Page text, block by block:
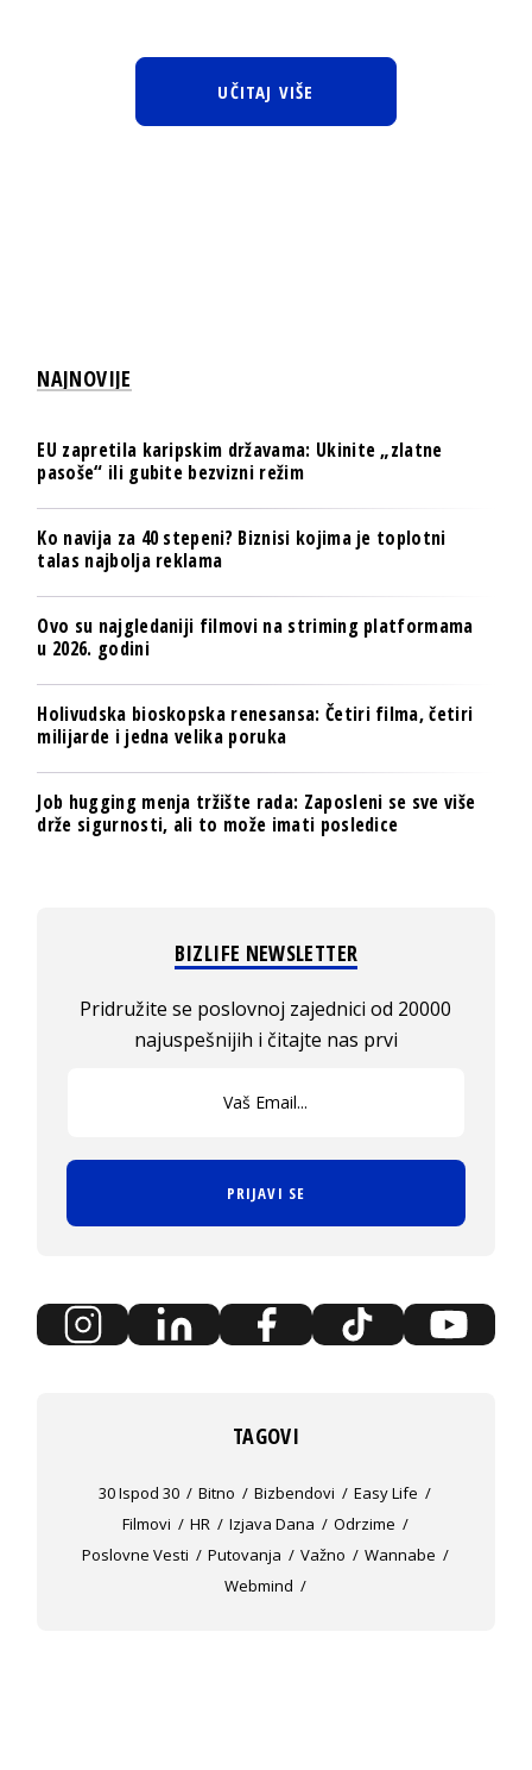
UČITAJ VIŠE
NAJNOVIJE
EU zapretila karipskim državama: Ukinite „zlatne
pasoše“ ili gubite bezvizni režim
Ko navija za 40 stepeni? Biznisi kojima je toplotni
talas najbolja reklama
Ovo su najgledaniji filmovi na striming platformama
u 2026. godini
Holivudska bioskopska renesansa: Četiri filma, četiri
milijarde i jedna velika poruka
Job hugging menja tržište rada: Zaposleni se sve više
drže sigurnosti, ali to može imati posledice
BIZLIFE NEWSLETTER
Pridružite se poslovnoj zajednici od 20000
najuspešnijih i čitajte nas prvi
PRIJAVI SE
TAGOVI
30 Ispod 30 Bitno Bizbendovi
Easy Life
Filmovi
HR Izjava Dana
Odrzime
Poslovne Vesti
Putovanja Važno
Wannabe
Webmind